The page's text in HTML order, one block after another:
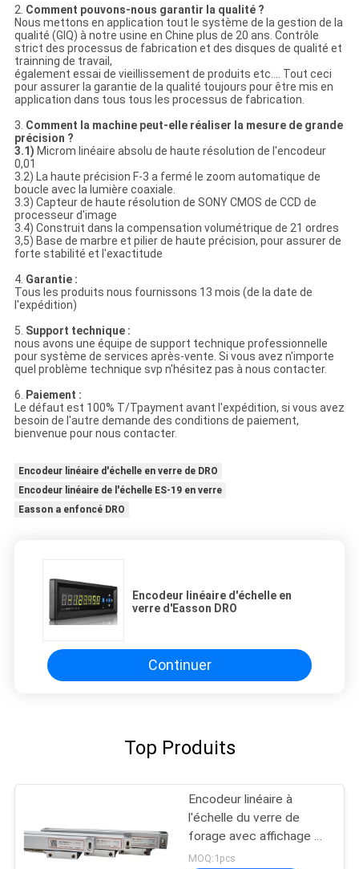
2. Comment pouvons-nous garantir la qualité ?
Nous mettons en application tout le système de la gestion de la
qualité (GIQ) à notre usine en Chine plus de 20 ans. Contrôle
strict des processus de fabrication et des disques de qualité et
trainning de travail,
également essai de vieillissement de produits etc…. Tout ceci
pour assurer la garantie de la qualité toujours pour être mis en
application dans tous tous les processus de fabrication.
3. Comment la machine peut-elle réaliser la mesure de grande
précision ?
3.1) Microm linéaire absolu de haute résolution de l'encodeur
0,01
3.2) La haute précision F-3 a fermé le zoom automatique de
boucle avec la lumière coaxiale.
3.3) Capteur de haute résolution de SONY CMOS de CCD de
processeur d'image
3.4) Construit dans la compensation volumétrique de 21 ordres
3,5) Base de marbre et pilier de haute précision, pour assurer de
forte stabilité et l'exactitude
4. Garantie :
Tous les produits nous fournissons 13 mois (de la date de
l'expédition)
5. Support technique :
nous avons une équipe de support technique professionnelle
pour système de services après-vente. Si vous avez n'importe
quel problème technique svp n'hésitez pas à nous contacter.
6.
Paiement :
Le défaut est 100% T/Tpayment avant l'expédition, si vous avez
besoin de l'autre demande des conditions de paiement,
bienvenue pour nous contacter.
Encodeur linéaire d'échelle en verre de DRO
Encodeur linéaire de l'échelle ES-19 en verre
Easson a enfoncé DRO
Encodeur linéaire d'échelle en
verre d'Easson DRO
Continuer
Top Produits
Encodeur linéaire à
l'échelle du verre de
forage avec affichage de
lecture numérique
MOQ:1pcs